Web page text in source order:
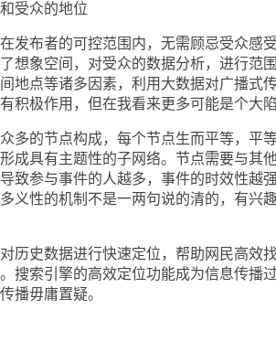
受众的地位
布者的可控范围内，无需顾忌受众感
想象空间，对受众的数据分析，进行范
地点等诸多因素，利用大数据对广播式
积极作用，但在我看来更多可能是个大陷
的节点构成，每个节点生而平等，平
成具有主题性的子网络。节点需要与其
致参与事件的人越多，事件的时效性越
义性的机制不是一两句说的清的，有兴
史数据进行快速定位，帮助网民高效
搜索引擎的高效定位功能成为信息传播
播毋庸置疑。